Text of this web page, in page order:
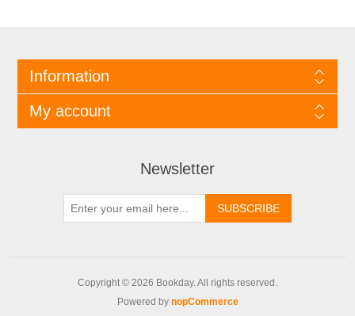
Information
My account
Newsletter
Copyright © 2026 Bookday. All rights reserved.
Powered by nopCommerce